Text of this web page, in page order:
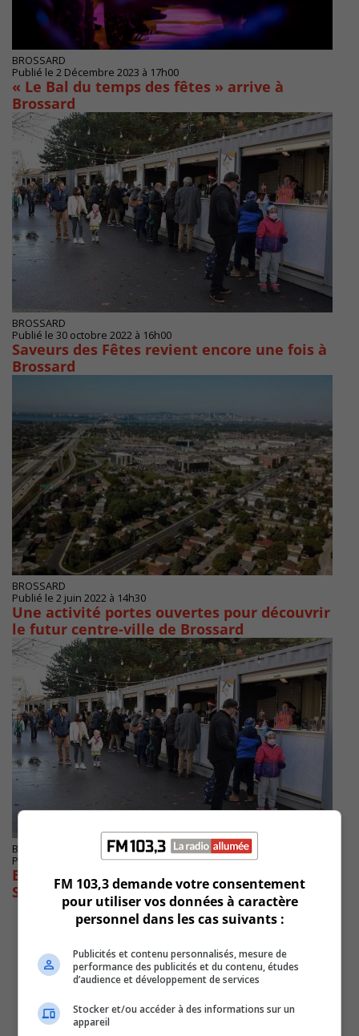
BROSSARD
Publié le 2 Décembre 2023 à 17h00
« Le Bal du temps des fêtes » arrive à
Brossard
BROSSARD
Publié le 30 octobre 2022 à 16h00
Saveurs des Fêtes revient encore une fois à
Brossard
BROSSARD
Publié le 2 juin 2022 à 14h30
Une activité portes ouvertes pour découvrir
le futur centre-ville de Brossard
BROSSARD
Publié le 12 février 2022 à 12h00
Brossard recherche des artisans pour les
Saveurs des Fêtes
FM 103,3 demande votre consentement
pour utiliser vos données à caractère
personnel dans les cas suivants :
Publicités et contenu personnalisés, mesure de
performance des publicités et du contenu, études
d’audience et développement de services
Stocker et/ou accéder à des informations sur un
appareil